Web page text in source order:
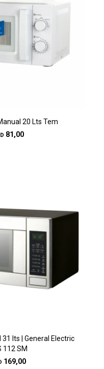
20 Lts Tem
81,00
lts | General Electric
112 SM
169,00